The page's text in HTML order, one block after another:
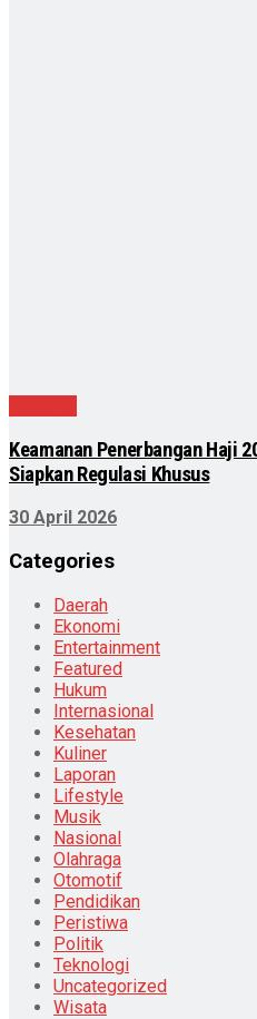
Keamanan Penerbangan Haji
Siapkan Regulasi Khusus
30 April 2026
Categories
Daerah
Ekonomi
Entertainment
Featured
Hukum
Internasional
Kesehatan
Kuliner
Laporan
Lifestyle
Musik
Nasional
Olahraga
Otomotif
Pendidikan
Peristiwa
Politik
Teknologi
Uncategorized
Wisata